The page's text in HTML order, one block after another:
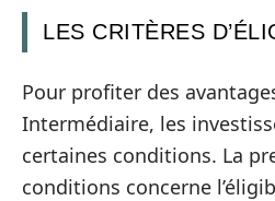
LES CRITÈRES
Pour profiter des
Intermédiaire, les
certaines conditions. La
conditions concerne